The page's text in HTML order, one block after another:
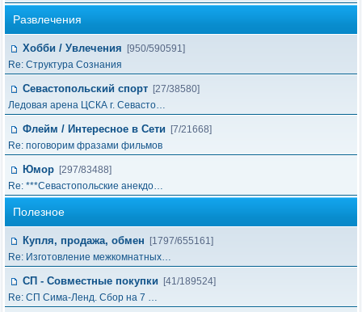
Развлечения
Хобби / Увлечения
[950/590591]
Re: Структура Сознания
Севастопольский спорт [27/38580]
Ледовая арена ЦСКА г. Севасто…
Флейм / Интересное в Cети
[7/21668]
Re: поговорим фразами фильмов
Юмор [297/83488]
Re: ***Севастопольские анекдо…
Полезное
Купля, продажа, обмен
[1797/655161]
Re: Изготовление межкомнатных…
СП - Совместные покупки
[41/189524]
Re: СП Сима-Ленд. Сбор на 7 …